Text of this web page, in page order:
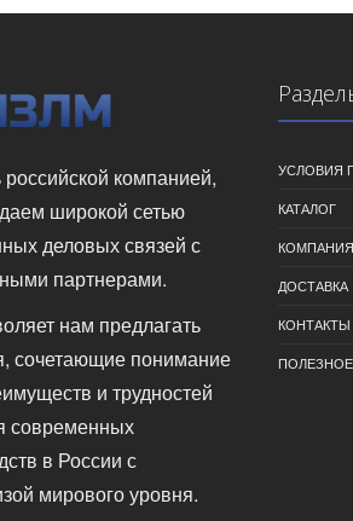
компанией,
широкой сетью
деловых связей с
партнерами.
нам предлагать
сочетающие понимание
и трудностей
современных
в России с
мирового уровня.
УСЛОВИЯ
КАТАЛОГ
КОМПАНИЯ
ДОСТАВКА
КОНТАКТЫ
ПОЛЕЗНОЕ